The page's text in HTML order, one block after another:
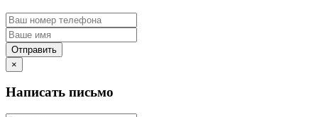
×
Написать письмо